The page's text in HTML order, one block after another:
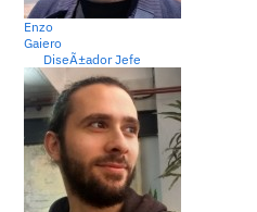
Enzo
Gaiero
DiseÃ±ador Jefe